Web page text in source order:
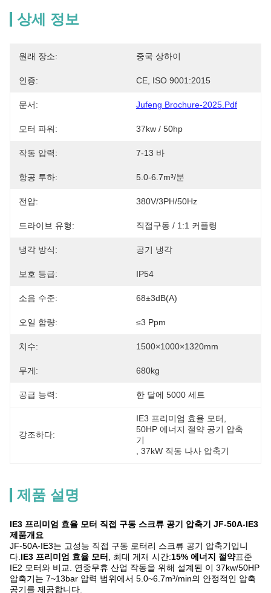
상세 정보
원래 장소: 중국 상하이
인증: CE, ISO 9001:2015
문서: Jufeng Brochure-2025.pdf
모터 파워: 37kw / 50hp
작동 압력: 7-13 바
항공 투하: 5.0-6.7m³/분
전압: 380V/3PH/50Hz
드라이브 유형: 직접구동 / 1:1 커플링
냉각 방식: 공기 냉각
보호 등급: IP54
소음 수준: 68±3dB(A)
오일 함량: ≤3 Ppm
치수: 1500×1000×1320mm
무게: 680kg
공급 능력: 한 달에 5000 세트
강조하다:
IE3 프리미엄 효율 모터
50HP 에너지 절약 공기 압축
기
37kW 직동 나사 압축기
제품 설명
IE3 프리미엄 효율 모터 직접 구동 스크류 공기 압축기 JF-50A-IE3
제품개요
JF-50A-IE3는 고성능 직접 구동 로터리 스크류 공기 압축기입니
다. IE3 프리미엄 효율 모터 , 최대 게재 시간:15% 에너지 절약표준
IE2 모터와 비교. 연중무휴 산업 작동을 위해 설계된 이 37kw/50HP
압축기는 7~13bar 압력 범위에서 5.0~6.7m³/min의 안정적인 압축
공기를 제공합니다.